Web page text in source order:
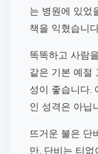
는 병원에 있었
책을 익혔습니
똑똑하고 사람
같은 기본 예절
성이 좋습니다.
인 성격은 아닙
뜨거운 불은 단
만, 단비는 티